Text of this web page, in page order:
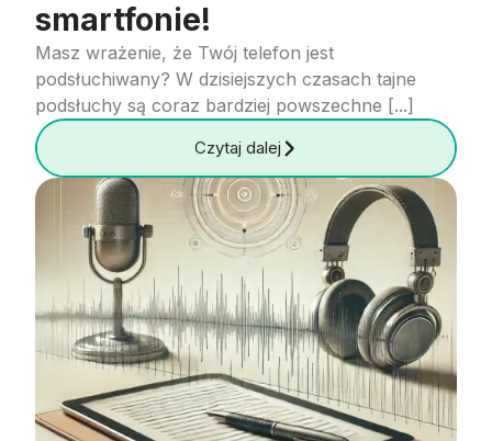
smartfonie!
Masz wrażenie, że Twój telefon jest
podsłuchiwany? W dzisiejszych czasach tajne
podsłuchy są coraz bardziej powszechne [...]
Czytaj dalej